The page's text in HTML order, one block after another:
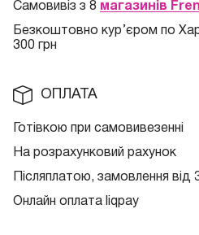
Самовивіз з 8 магазинів
Безкоштовно кур’єром по
300 грн
ОПЛАТА
Готівкою при самовивезенні
На розрахунковий рахунок
Післяплатою, замовлення від
Онлайн оплата liqpay